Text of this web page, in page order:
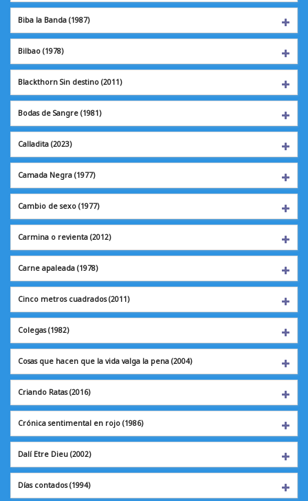
Biba la Banda (1987)
Bilbao (1978)
Blackthorn Sin destino (2011)
Bodas de Sangre (1981)
Calladita (2023)
Camada Negra (1977)
Cambio de sexo (1977)
Carmina o revienta (2012)
Carne apaleada (1978)
Cinco metros cuadrados (2011)
Colegas(1982)
Cosas que hacen que la vida valga la pena (2004)
Criando Ratas(2016)
Crónica sentimental en rojo (1986)
Dalí Etre Dieu (2002)
Días contados(1994)